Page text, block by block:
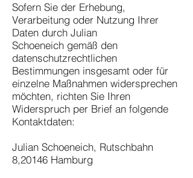
Sofern Sie der Erhebung,
Verarbeitung oder Nutzung Ihrer
Daten durch Julian
Schoeneich gemäß den
datenschutzrechtlichen
Bestimmungen insgesamt oder für
einzelne Maßnahmen widersprechen
möchten, richten Sie Ihren
Widerspruch per Brief an folgende
Kontaktdaten:
Julian Schoeneich, Rutschbahn
8,20146 Hamburg